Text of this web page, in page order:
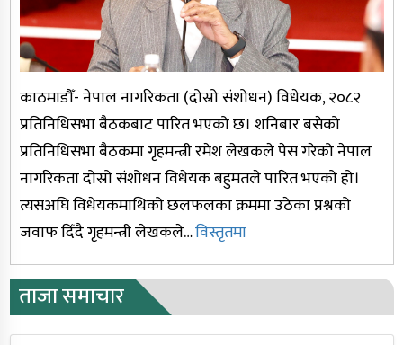
इलाम-२ मा रास्वपासहित १६ उम्मेदवारको
जमानत जफत
जेठ १० देखि यार्सा संकलन खुला हुने
उपनिर्वाचनको मौन अवधि सुरु
मुख्यमन्त्री कँडेलले बिहीबार विश्वासको
मत लिने
भूकम्पबाट हुनसक्ने क्षति कम गर्नतर्फ
ध्यान दिउँ : राष्ट्रपति
अदालतलाई रञ्जिताको जवाफ : ‘रेशम पार्टी
काठमाडौँ- नेपाल नागरिकता (दोस्रो संशोधन) विधेयक, २०८२
प्रतिनिधिसभा बैठकबाट पारित भएको छ। शनिबार बसेको
प्रतिनिधिसभा बैठकमा गृहमन्त्री रमेश लेखकले पेस गरेको नेपाल
नागरिकता दोस्रो संशोधन विधेयक बहुमतले पारित भएको हो।
त्यसअघि विधेयकमाथिको छलफलका क्रममा उठेका प्रश्नको
जवाफ दिँदै गृहमन्त्री लेखकले…विस्तृतमा
ताजा समाचार